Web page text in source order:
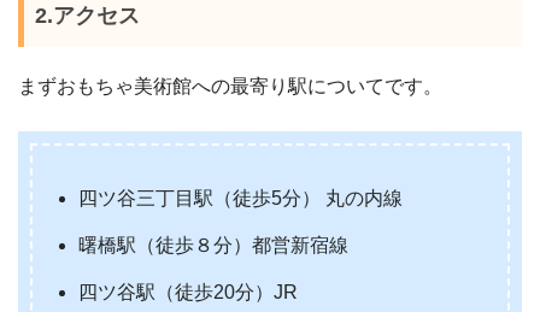
2.アクセス
まずおもちゃ美術館への最寄り駅についてです。
四ツ谷三丁目駅（徒歩5分） 丸の内線
曙橋駅（徒歩８分）都営新宿線
四ツ谷駅（徒歩20分）JR